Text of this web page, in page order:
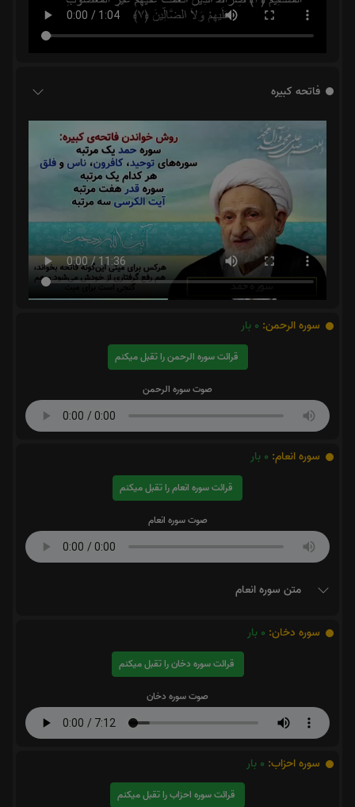
فاتحه کبیره
سوره الرحمن: 0 بار
قرائت سوره الرحمن را تقبل میکنم
صوت سوره الرحمن
سوره انعام: 0 بار
قرائت سوره انعام را تقبل میکنم
صوت سوره انعام
متن سوره انعام
سوره دخان: 0 بار
قرائت سوره دخان را تقبل میکنم
صوت سوره دخان
سوره احزاب: 0 بار
قرائت سوره احزاب را تقبل میکنم